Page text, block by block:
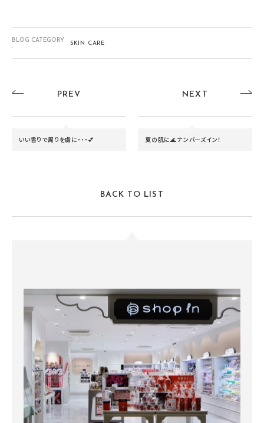
BLOG CATEGORY
:
SKIN CARE
PREV
いい香りで周りを虜に・・・💕
NEXT
夏の肌に🌊ナンバーズイン！
BACK TO LIST